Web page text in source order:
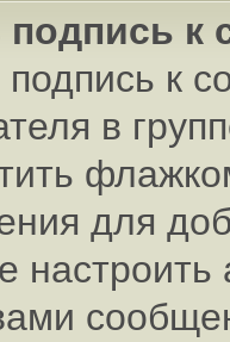
подпись
к
в
для
настроить